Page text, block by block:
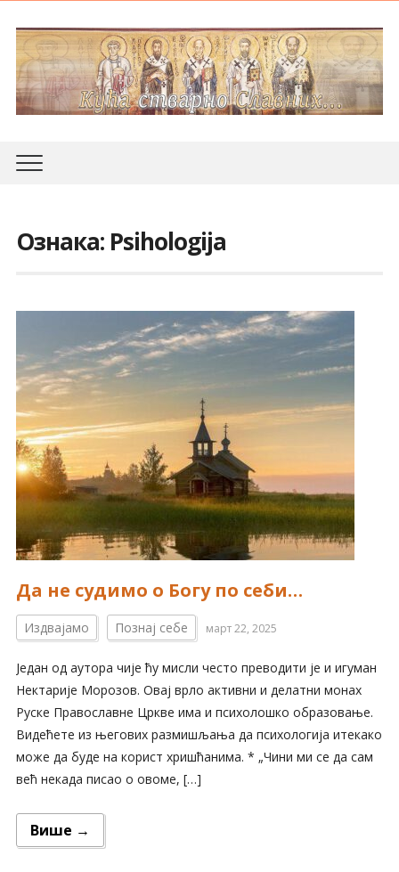
Ознака: Psihologija
Да не судимо о Богу по себи…
Издвајамо Познај себе март 22, 2025
Један од аутора чије ћу мисли често преводити је и игуман
Нектарије Морозов. Овај врло активни и делатни монах
Руске Православне Цркве има и психолошко образовање.
Видећете из његових размишљања да психологија итекако
може да буде на корист хришћанима. * „Чини ми се да сам
већ некада писао о овоме, […]
Више →